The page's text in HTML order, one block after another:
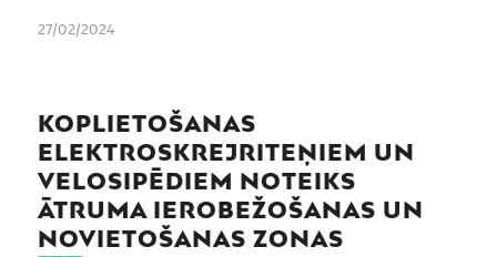
27/02/2024
KOPLIETOŠANAS
ELEKTROSKREJRITEŅIEM UN
VELOSIPĒDIEM NOTEIKS
ĀTRUMA IEROBEŽOŠANAS UN
NOVIETOŠANAS ZONAS